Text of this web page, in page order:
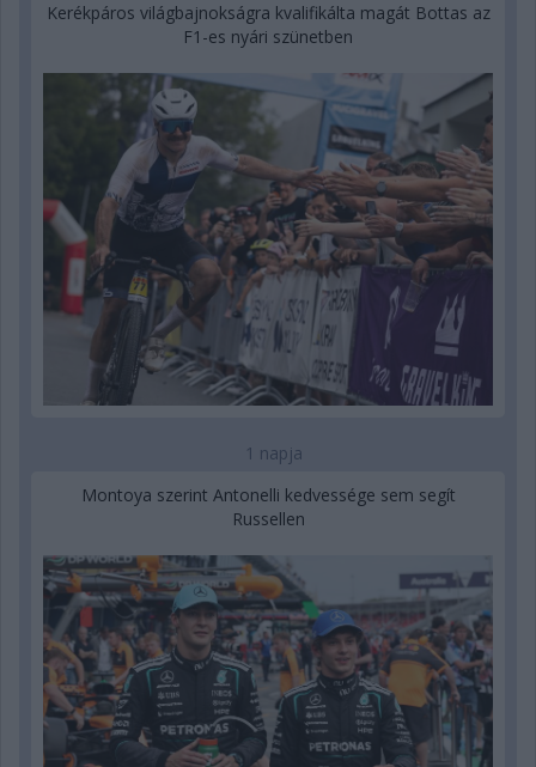
Kerékpáros világbajnokságra kvalifikálta magát Bottas az
F1-es nyári szünetben
1 napja
Montoya szerint Antonelli kedvessége sem segít
Russellen